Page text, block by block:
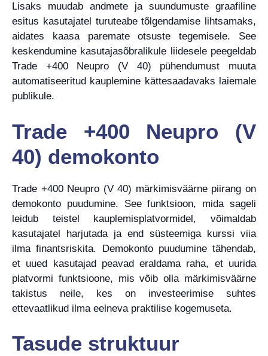
Lisaks muudab andmete ja suundumuste graafiline
esitus kasutajatel turuteabe tõlgendamise lihtsamaks,
aidates kaasa paremate otsuste tegemisele. See
keskendumine kasutajasõbralikule liidesele peegeldab
Trade +400 Neupro (V 40) pühendumust muuta
automatiseeritud kauplemine kättesaadavaks laiemale
publikule.
Trade +400 Neupro (V
40) demokonto
Trade +400 Neupro (V 40) märkimisväärne piirang on
demokonto puudumine. See funktsioon, mida sageli
leidub teistel kauplemisplatvormidel, võimaldab
kasutajatel harjutada ja end süsteemiga kurssi viia
ilma finantsriskita. Demokonto puudumine tähendab,
et uued kasutajad peavad eraldama raha, et uurida
platvormi funktsioone, mis võib olla märkimisväärne
takistus neile, kes on investeerimise suhtes
ettevaatlikud ilma eelneva praktilise kogemuseta.
Tasude struktuur